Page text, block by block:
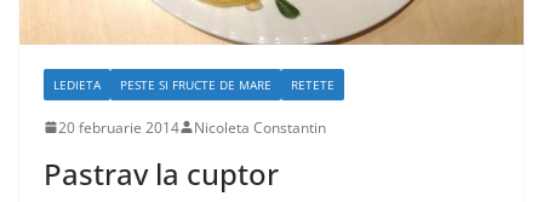
LEDIETA PESTE SI FRUCTE DE MARE RETETE
20 februarie 2014 Nicoleta Constantin
Pastrav la cuptor